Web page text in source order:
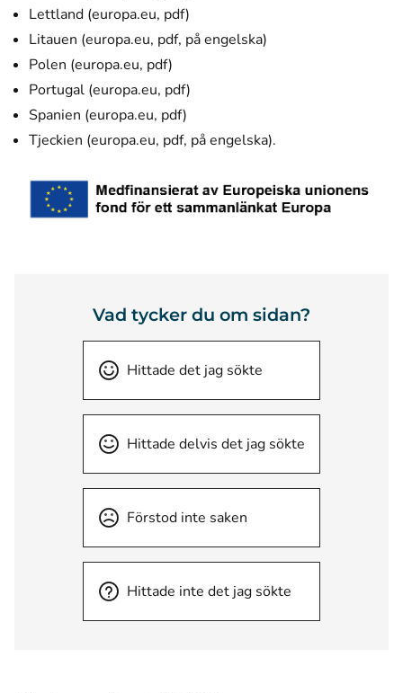
Lettland (europa.eu, pdf)
Litauen (europa.eu, pdf, på engelska)
Polen (europa.eu, pdf)
Portugal (europa.eu, pdf)
Spanien (europa.eu, pdf)
Tjeckien (europa.eu, pdf, på engelska)(öppnas i ett nytt
.
Vad tycker du om sidan?
Hittade det jag sökte
Hittade delvis det jag sökte
Förstod inte saken
Hittade inte det jag sökte